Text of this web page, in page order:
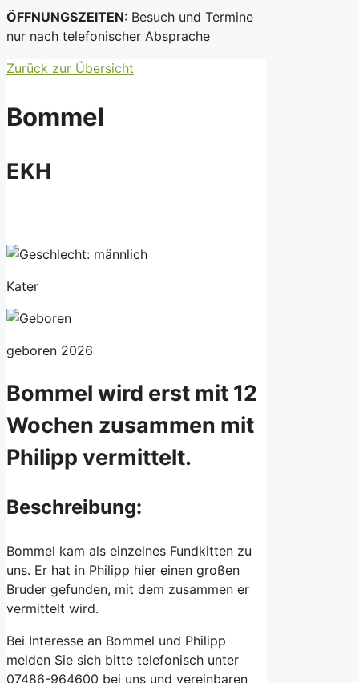
ÖFFNUNGSZEITEN: Besuch und Termine
nur nach telefonischer Absprache
Zurück zur Übersicht
Bommel
EKH
Kater
geboren 2026
Bommel wird erst mit 12
Wochen zusammen mit
Philipp vermittelt.
Beschreibung:
Bommel kam als einzelnes Fundkitten zu
uns. Er hat in Philipp hier einen großen
Bruder gefunden, mit dem zusammen er
vermittelt wird.
Bei Interesse an Bommel und Philipp
melden Sie sich bitte telefonisch unter
07486-964600 bei uns und vereinbaren